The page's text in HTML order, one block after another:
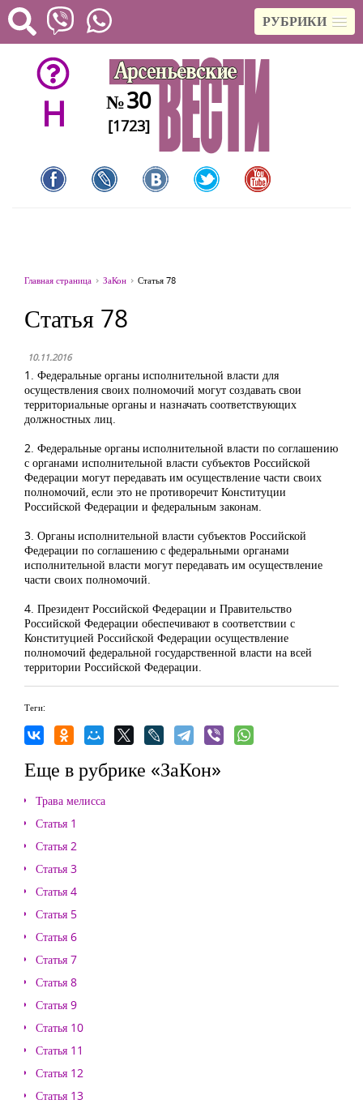
РУБРИКИ
H №30
[1723]
Главная страница ЗаКон Статья 78
Статья 78
10.11.2016
1. Федеральные органы исполнительной власти для
осуществления своих полномочий могут создавать свои
территориальные органы и назначать соответствующих
должностных лиц.
2. Федеральные органы исполнительной власти по соглашению
с органами исполнительной власти субъектов Российской
Федерации могут передавать им осуществление части своих
полномочий, если это не противоречит Конституции
Российской Федерации и федеральным законам.
3. Органы исполнительной власти субъектов Российской
Федерации по соглашению с федеральными органами
исполнительной власти могут передавать им осуществление
части своих полномочий.
4. Президент Российской Федерации и Правительство
Российской Федерации обеспечивают в соответствии с
Конституцией Российской Федерации осуществление
полномочий федеральной государственной власти на всей
территории Российской Федерации.
Теги:
Еще в рубрике «ЗаКон»
Трава мелисса
Статья 1
Статья 2
Статья 3
Статья 4
Статья 5
Статья 6
Статья 7
Статья 8
Статья 9
Статья 10
Статья 11
Статья 12
Статья 13